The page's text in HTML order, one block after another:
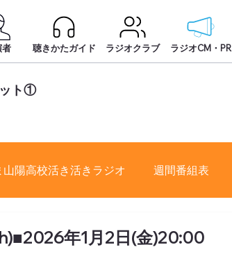
ト①
者 聴きかたガイド ラジオクラブ ラジオCM・PR
山陽高校活き活きラジオ 週間番組表
年1月2日(金)20:00